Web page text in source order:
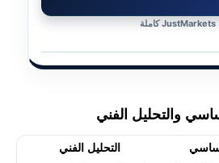
والتحليل الفني
التحليل الفني